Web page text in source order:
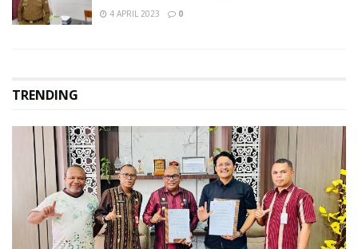
4 APRIL 2023 0
TRENDING